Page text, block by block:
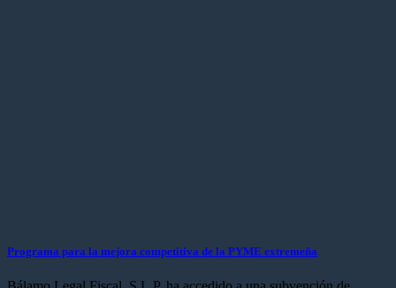
Programa para la mejora competitiva de la PYME extremeña